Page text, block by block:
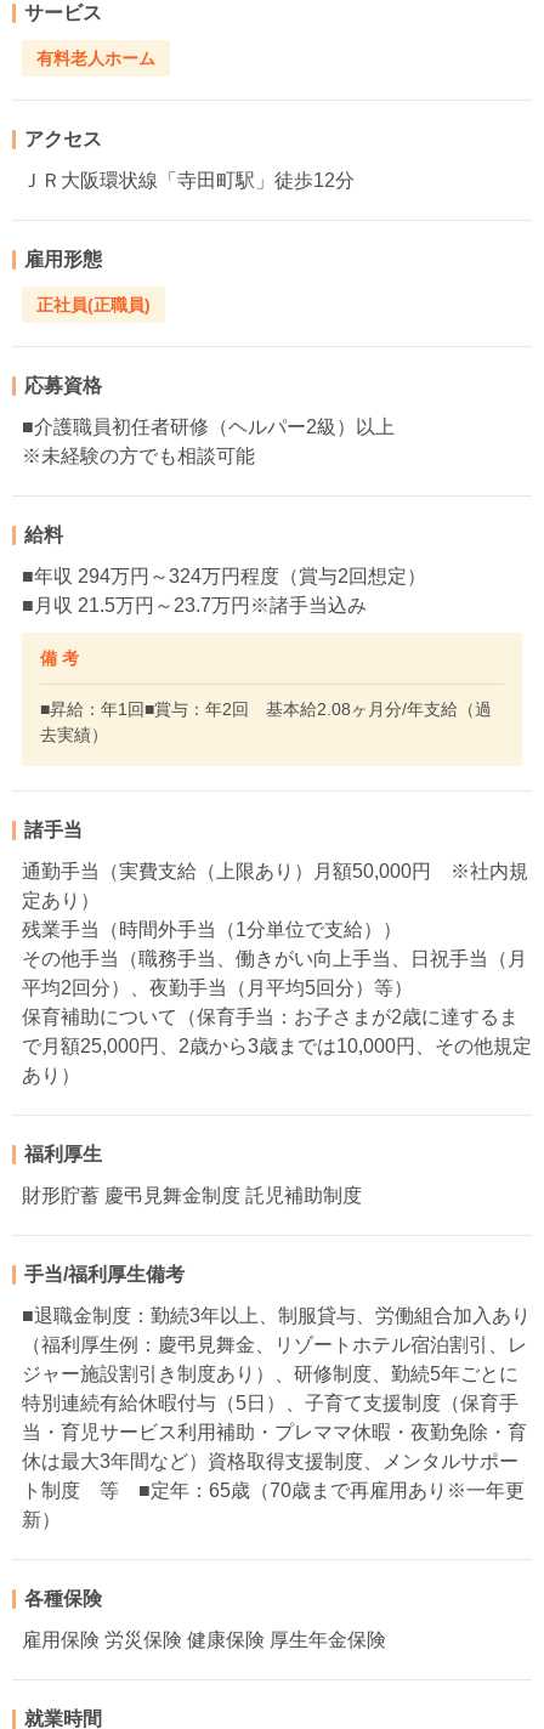
サービス
有料老人ホーム
アクセス
ＪＲ大阪環状線「寺田町駅」徒歩12分
雇用形態
正社員(正職員)
応募資格
■介護職員初任者研修（ヘルパー2級）以上
※未経験の方でも相談可能
給料
■年収 294万円～324万円程度（賞与2回想定）
■月収 21.5万円～23.7万円※諸手当込み
備 考
■昇給：年1回■賞与：年2回 基本給2.08ヶ月分/年支給（過
去実績）
諸手当
通勤手当（実費支給（上限あり）月額50,000円 ※社内規
定あり）
残業手当（時間外手当（1分単位で支給））
その他手当（職務手当、働きがい向上手当、日祝手当（月
平均2回分）、夜勤手当（月平均5回分）等）
保育補助について（保育手当：お子さまが2歳に達するま
で月額25,000円、2歳から3歳までは10,000円、その他規定
あり）
福利厚生
財形貯蓄 慶弔見舞金制度 託児補助制度
手当/福利厚生備考
■退職金制度：勤続3年以上、制服貸与、労働組合加入あり
（福利厚生例：慶弔見舞金、リゾートホテル宿泊割引、レ
ジャー施設割引き制度あり）、研修制度、勤続5年ごとに
特別連続有給休暇付与（5日）、子育て支援制度（保育手
当・育児サービス利用補助・プレママ休暇・夜勤免除・育
休は最大3年間など）資格取得支援制度、メンタルサポー
ト制度 等 ■定年：65歳（70歳まで再雇用あり※一年更
新）
各種保険
雇用保険 労災保険 健康保険 厚生年金保険
就業時間